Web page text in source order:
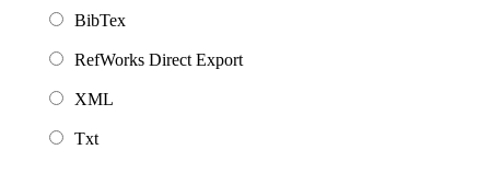
BibTex
RefWorks Direct Export
XML
Txt